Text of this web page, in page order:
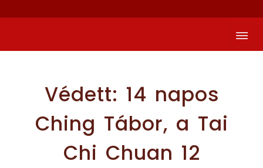
Védett: 14 napos
Ching Tábor, a Tai
Chi Chuan 12